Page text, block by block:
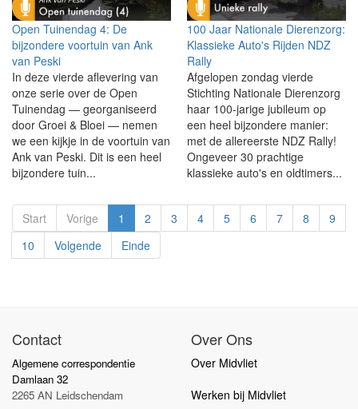
Open Tuinendag 4: De
bijzondere voortuin van Ank
van Peski
In deze vierde aflevering van
onze serie over de Open
Tuinendag — georganiseerd
door Groei & Bloei — nemen
we een kijkje in de voortuin van
Ank van Peski. Dit is een heel
bijzondere tuin...
100 Jaar Nationale Dierenzorg:
Klassieke Auto's Rijden NDZ
Rally
Afgelopen zondag vierde
Stichting Nationale Dierenzorg
haar 100-jarige jubileum op
een heel bijzondere manier:
met de allereerste NDZ Rally!
Ongeveer 30 prachtige
klassieke auto's en oldtimers...
Start Vorige 1 2 3 4 5 6 7 8
9
10
Volgende Einde
Contact
Algemene correspondentie
Damlaan 32
2265 AN Leidschendam
Over Ons
Over Midvliet
Werken bij Midvliet